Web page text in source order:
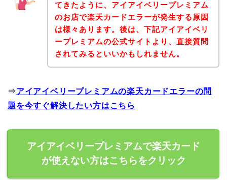
てきたように、アイアイベリープレミアム
のお店で楽天カードエラーが発生する原因
は様々あります。後は、下記アイアイベリ
ープレミアムの公式サイトより、直接質問
されてみるといいかもしれません。
⇒アイアイベリープレミアムの楽天カードエラーの問
題を今すぐ解決したい方はこちら
アイアイベリープレミアムで楽天カード
が使えない方はこちらをクリック